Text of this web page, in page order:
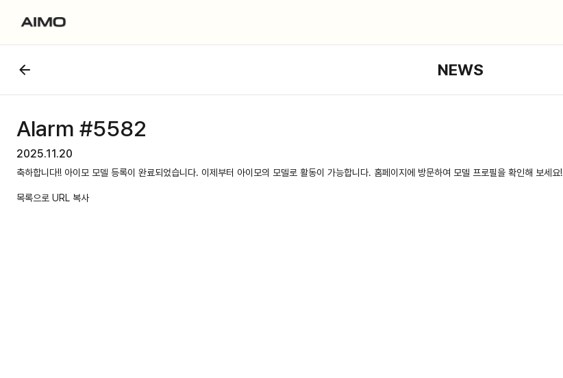
NEWS
Alarm #5582
2025.11.20
축하합니다!! 아이모 모델 등록이 완료되었습니다. 이제부터 아이모의 모델로 활동이 가능합니다. 홈페이지에 방문하여 모델 프로필을 확인해 보세요!
목록으로 URL 복사